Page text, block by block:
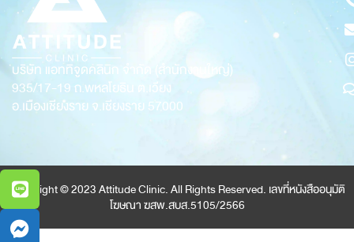
บริษัท แอททิจูดคลินิก จำกัด (สำนักงานใหญ่)
935/17-19 ถ.พหลโยธิน ต.เวียง
อ.เมืองเชียงราย จ.เชียงราย 57000
Copyright © 2023 Attitude Clinic. All Rights Reserved. เลขที่หนังสืออนุมัติ
โฆษณา ฆสพ.สบส.5105/2566